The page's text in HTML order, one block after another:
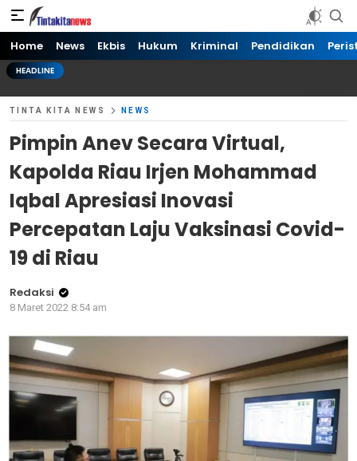
Tinta kita News
Informasi Terkini
Home News Ekbis Hukum Kriminal Pendidikan
HEADLINE
TINTA KITA NEWS NEWS
Pimpin Anev Secara Virtual,
Kapolda Riau Irjen Mohammad
Iqbal Apresiasi Inovasi
Percepatan Laju Vaksinasi Covid-
19 di Riau
Redaksi
8 Maret 2022 8:54 am